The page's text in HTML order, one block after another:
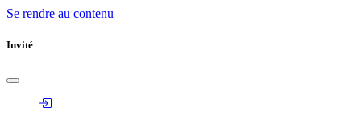
Se rendre au contenu
Invité